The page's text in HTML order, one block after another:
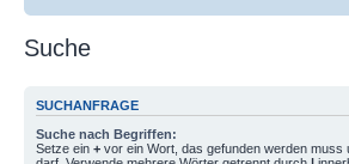
Suche
SUCHANFRAGE
Suche nach Begriffen:
Setze ein + vor ein Wort, das gefunden werden muss